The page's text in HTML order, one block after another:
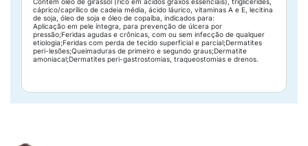
cáprico/caprílico de cadeia média, ácido láurico, vitaminas A e E, lecitina
de soja, óleo de soja e óleo de copaíba, indicados para:
Aplicação em pele íntegra, para prevenção de úlcera por
pressão;Feridas agudas e crônicas, com ou sem infecção de qualquer
etiologia;Feridas com perda de tecido superficial e parcial;Dermatites
peri-lesões;Queimaduras de primeiro e segundo graus;Dermatite
amoniacal;Dermatites peri-gastrostomias, traqueostomias e drenos.